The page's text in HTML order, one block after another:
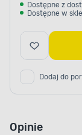
Dostępne z
Dostępne w
Dodaj do
Opinie